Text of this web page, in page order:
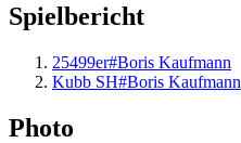
Spielbericht
25499er#Boris Kaufmann
Kubb SH#Boris Kaufmann
Photo